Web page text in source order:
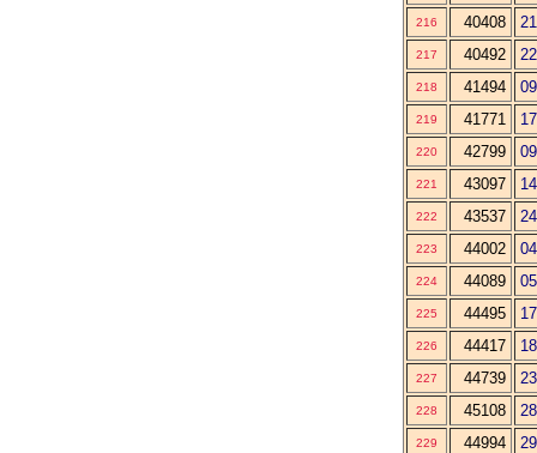
216 40408
217 40492
218 41494
219 41771
220 42799
221 43097
222 43537
223 44002
224 44089
225 44495
226 44417
227 44739
228 45108
229 44994